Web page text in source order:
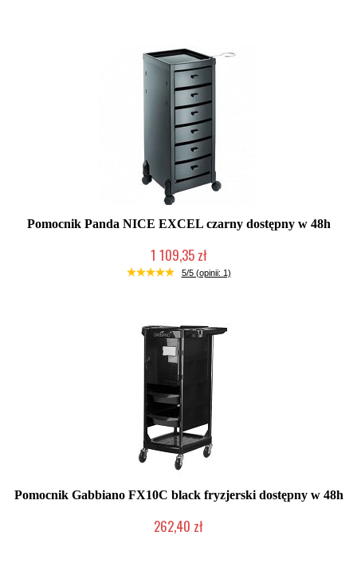
Pomocnik Panda NICE EXCEL czarny dostępny w 48h
1 109,35 zł
Duża ilość (wysyłka w 24h)
5/5 (opinii: 1)
Pomocnik Gabbiano FX10C black fryzjerski dostępny w 48h
262,40 zł